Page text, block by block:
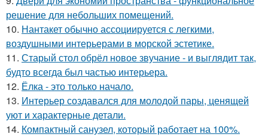
решение для небольших помещений.
10. Нантакет обычно ассоциируется с легкими,
воздушными интерьерами в морской эстетике.
11. Старый стол обрёл новое звучание - и выглядит так,
будто всегда был частью интерьера.
12. Ёлка - это только начало.
13. Интерьер создавался для молодой пары, ценящей
уют и характерные детали.
14. Компактный санузел, который работает на 100%.